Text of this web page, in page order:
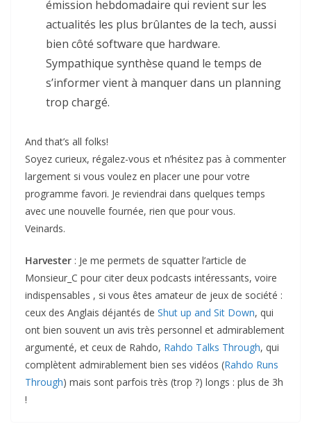
émission hebdomadaire qui revient sur les
actualités les plus brûlantes de la tech, aussi
bien côté software que hardware.
Sympathique synthèse quand le temps de
s’informer vient à manquer dans un planning
trop chargé.
And that’s all folks!
Soyez curieux, régalez-vous et n’hésitez pas à commenter
largement si vous voulez en placer une pour votre
programme favori. Je reviendrai dans quelques temps
avec une nouvelle fournée, rien que pour vous.
Veinards.
Harvester : Je me permets de squatter l’article de
Monsieur_C pour citer deux podcasts intéressants, voire
indispensables , si vous êtes amateur de jeux de société :
ceux des Anglais déjantés de Shut up and Sit Down, qui
ont bien souvent un avis très personnel et admirablement
argumenté, et ceux de Rahdo, Rahdo Talks Through, qui
complètent admirablement bien ses vidéos (Rahdo Runs
Through) mais sont parfois très (trop ?) longs : plus de 3h
!